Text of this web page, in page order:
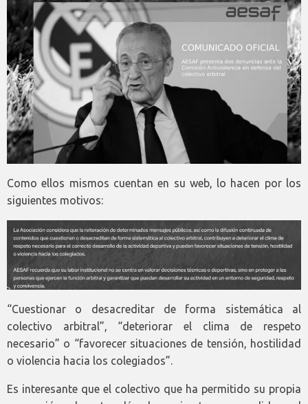
Como ellos mismos cuentan en su web, lo hacen por los
siguientes motivos:
“Cuestionar o desacreditar de forma sistemática al
colectivo arbitral”, “deteriorar el clima de respeto
necesario” o “favorecer situaciones de tensión, hostilidad
o violencia hacia los colegiados”.
Es interesante que el colectivo que ha permitido su propia